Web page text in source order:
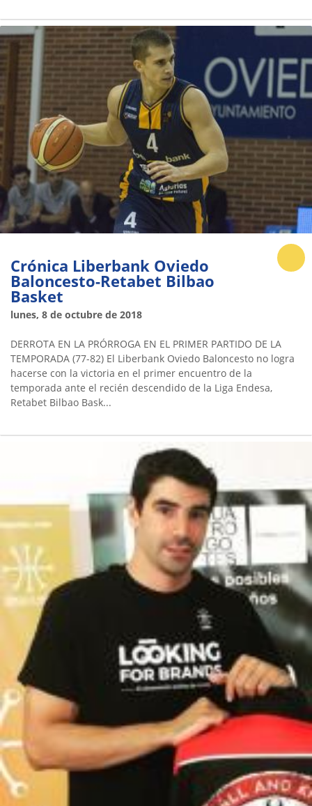
Crónica Liberbank Oviedo
Baloncesto-Retabet Bilbao
Basket
lunes, 8 de octubre de 2018
DERROTA EN LA PRÓRROGA EN EL PRIMER PARTIDO DE LA
TEMPORADA (77-82) El Liberbank Oviedo Baloncesto no logra
hacerse con la victoria en el primer encuentro de la
temporada ante el recién descendido de la Liga Endesa,
Retabet Bilbao Bask...